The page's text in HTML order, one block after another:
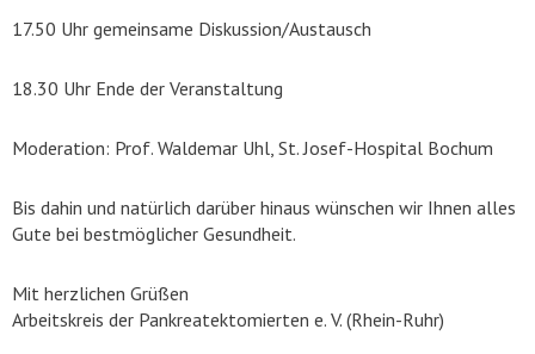
17.50 Uhr gemeinsame Diskussion/Austausch
18.30 Uhr Ende der Veranstaltung
Moderation: Prof. Waldemar Uhl, St. Josef-Hospital Bochum
Bis dahin und natürlich darüber hinaus wünschen wir Ihnen alles
Gute bei bestmöglicher Gesundheit.
Mit herzlichen Grüßen
Arbeitskreis der Pankreatektomierten e. V. (Rhein-Ruhr)